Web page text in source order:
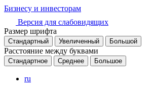
Бизнесу и инвесторам
Версия для слабовидящих
Размер шрифта
Стандартный Увеличенный Большой
Расстояние между буквами
Стандартное Среднее Большое
ru